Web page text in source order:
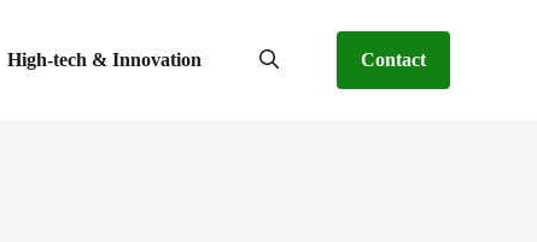
High-tech & Innovation Contact